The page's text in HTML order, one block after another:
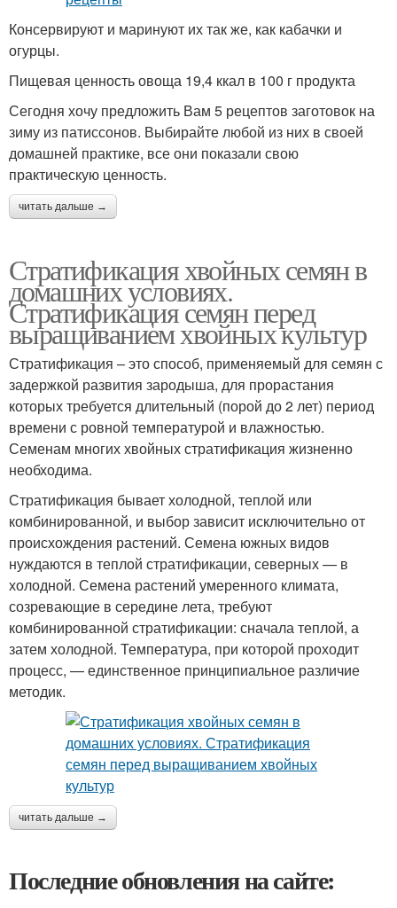
Консервируют и маринуют их так же, как кабачки и
огурцы.
Пищевая ценность овоща 19,4 ккал в 100 г продукта
Сегодня хочу предложить Вам 5 рецептов заготовок на
зиму из патиссонов. Выбирайте любой из них в своей
домашней практике, все они показали свою
практическую ценность.
читать дальше →
Стратификация хвойных семян в
домашних условиях.
Стратификация семян перед
выращиванием хвойных культур
Стратификация – это способ, применяемый для семян с
задержкой развития зародыша, для прорастания
которых требуется длительный (порой до 2 лет) период
времени с ровной температурой и влажностью.
Семенам многих хвойных стратификация жизненно
необходима.
Стратификация бывает холодной, теплой или
комбинированной, и выбор зависит исключительно от
происхождения растений. Семена южных видов
нуждаются в теплой стратификации, северных — в
холодной. Семена растений умеренного климата,
созревающие в середине лета, требуют
комбинированной стратификации: сначала теплой, а
затем холодной. Температура, при которой проходит
процесс, — единственное принципиальное различие
методик.
читать дальше →
Последние обновления на сайте: